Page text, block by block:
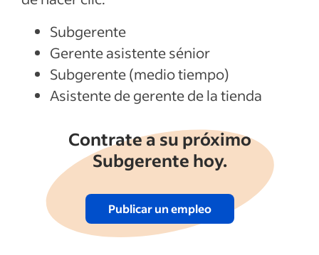
Subgerente
Gerente asistente sénior
Subgerente (medio tiempo)
Asistente de gerente de la tienda
Contrate a su próximo
Subgerente hoy.
Publicar un empleo